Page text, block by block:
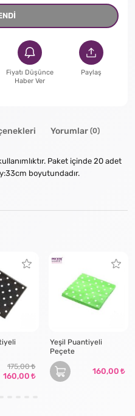
Fiyatı Düşünce
Haber Ver
Paylaş
Yorumlar (0)
Paket içinde 20 adet
boyutundadır.
175,00
160,00
Yeşil Puantiyeli
Peçete
160,00